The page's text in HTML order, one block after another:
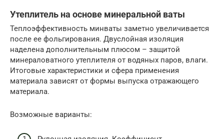
Утеплитель на основе минеральной ваты
Теплоэффективность минваты заметно увеличивается
после ее фольгирования. Двуслойная изоляция
наделена дополнительным плюсом – защитой
минераловатного утеплителя от водяных паров, влаги.
Итоговые характеристики и сфера применения
материала зависят от формы выпуска отражающего
материала.
Возможные варианты: